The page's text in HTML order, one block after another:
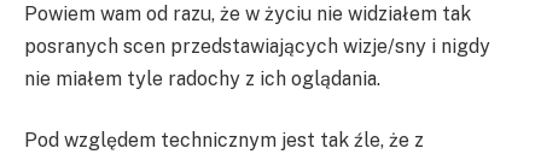
Powiem wam od razu, że w życiu nie widziałem tak
posranych scen przedstawiających wizje/sny i nigdy
nie miałem tyle radochy z ich oglądania.
Pod względem technicznym jest tak źle, że z